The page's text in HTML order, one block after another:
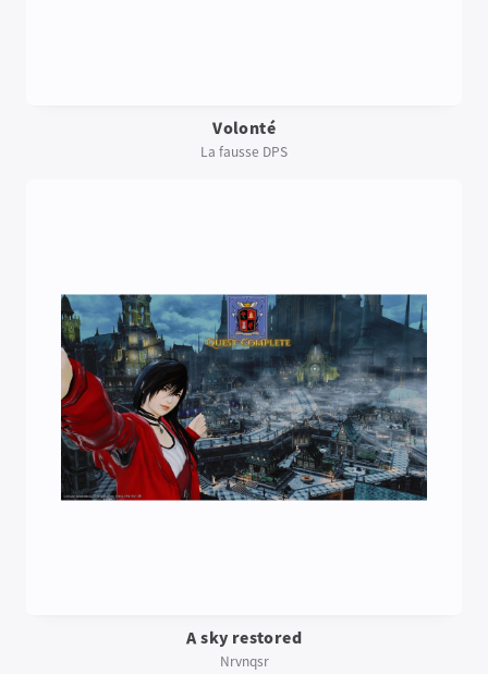
Volonté
La fausse DPS
A sky restored
Nrvnqsr